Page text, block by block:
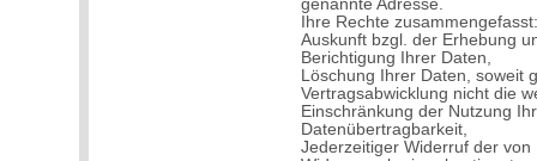
genannte Adresse.
Ihre Rechte
Auskunft bzgl. der Erhebung
Berichtigung Ihrer Daten,
Löschung Ihrer Daten, soweit
Vertragsabwicklung nicht die
Einschränkung der Nutzung
Datenübertragbarkeit,
Jederzeitiger Widerruf der